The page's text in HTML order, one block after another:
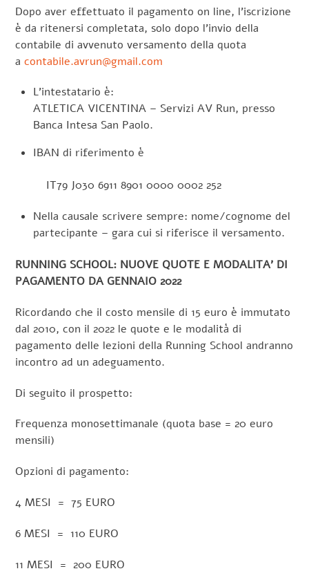
Dopo aver effettuato il pagamento on line, l’iscrizione
è da ritenersi completata, solo dopo l’invio della
contabile di avvenuto versamento della quota
acontabile.avrun@gmail.com
L’intestatario è:
ATLETICA VICENTINA – Servizi AV Run, presso
Banca Intesa San Paolo.
IBAN di riferimento è
IT79 J030 6911 8901 0000 0002 252
Nella causale scrivere sempre: nome/cognome del
partecipante – gara cui si riferisce il versamento.
RUNNING SCHOOL: NUOVE QUOTE E MODALITA’ DI
PAGAMENTO DA GENNAIO 2022
Ricordando che il costo mensile di 15 euro è immutato
dal 2010, con il 2022 le quote e le modalità di
pagamento delle lezioni della Running School andranno
incontro ad un adeguamento.
Di seguito il prospetto:
Frequenza monosettimanale (quota base = 20 euro
mensili)
Opzioni di pagamento:
4 MESI = 75 EURO
6 MESI = 110 EURO
11 MESI = 200 EURO